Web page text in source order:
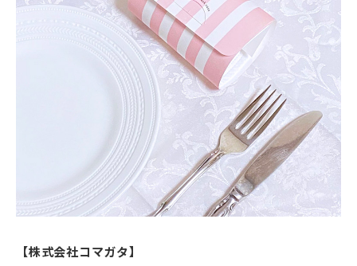
【株式会社コマガタ】